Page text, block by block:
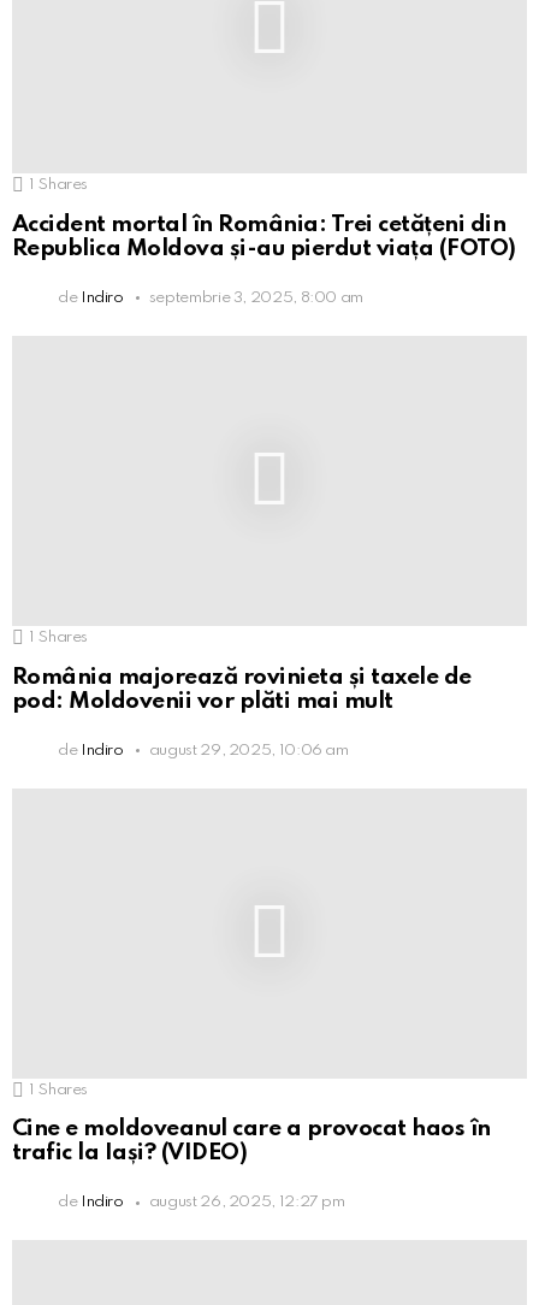
Shares
Accident mortal în România: Trei cetățeni din
Republica Moldova și-au pierdut viața (FOTO)
de Indiro septembrie 3, 2025, 8:00 am
1 Shares
România majorează rovinieta și taxele de
pod: Moldovenii vor plăti mai mult
de Indiro august 29, 2025, 10:06 am
1 Shares
Cine e moldoveanul care a provocat haos în
trafic la Iași? (VIDEO)
de Indiro august 26, 2025, 12:27 pm